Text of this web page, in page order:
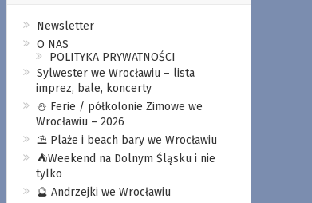
Newsletter
O NAS
POLITYKA PRYWATNOŚCI
Sylwester we Wrocławiu – lista
imprez, bale, koncerty
⛄️ Ferie / półkolonie Zimowe we
Wrocławiu – 2026
⛱️ Plaże i beach bary we Wrocławiu
⛺️Weekend na Dolnym Śląsku i nie
tylko
🔮 Andrzejki we Wrocławiu